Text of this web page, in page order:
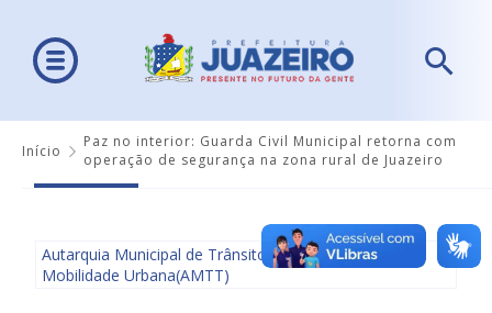
Início
Paz no interior: Guarda Civil Municipal retorna com
operação de segurança na zona rural de Juazeiro
Autarquia Municipal de Trânsito e Transporte e
Mobilidade Urbana(AMTT)